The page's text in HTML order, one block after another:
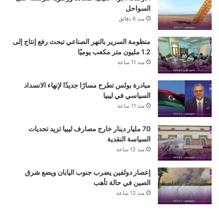
السواحل
منذ 6 دقائق
منظومة السرير بالنهر الصناعي تبحث رفع إنتاج إلى
1.2 مليون متر مكعب يوميًا
منذ 11 ساعة
مبادرة بولس تطرح مسارًا جديدًا لإنهاء الانسداد
السياسي في ليبيا
منذ 11 ساعة
70 مليار دينار خارج مصارف ليبيا تزيد تحديات
السياسة النقدية
منذ 12 ساعة
إعصار دولفين يضرب جنوب اليابان ويضع شرق
الصين في حالة تأهب
منذ 12 ساعة